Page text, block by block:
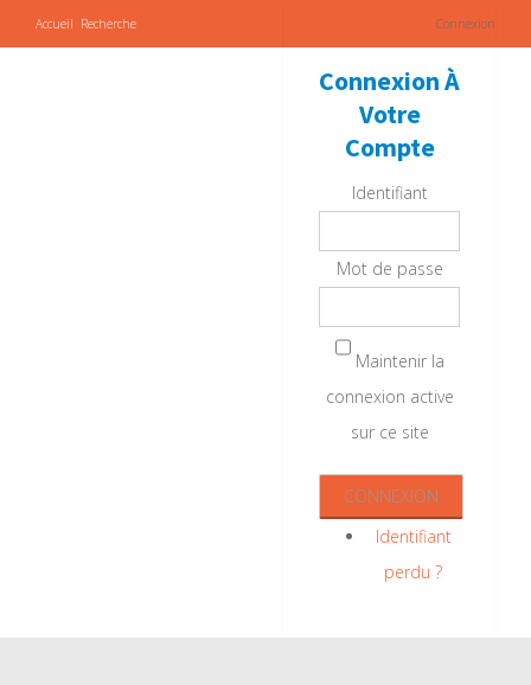
Accueil Recherche Connexion
Connexion À
Votre
Compte
Identifiant
Mot de passe
Maintenir la
connexion active
sur ce site
Identifiant
perdu ?